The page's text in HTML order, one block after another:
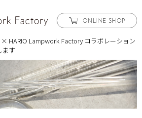
ONLINE SHOP
HARIO Lampwork Factory コラボレーション
ます